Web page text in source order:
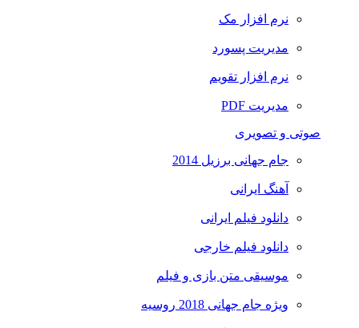
نرم افزار مک
مدیریت پسورد
نرم افزار تقویم
مدیریت PDF
صوتی و تصویری
جام جهانی برزیل 2014
آهنگ ایرانی
دانلود فیلم ایرانی
دانلود فیلم خارجی
موسیقی متن بازی و فیلم
ویژه جام جهانی 2018 روسیه